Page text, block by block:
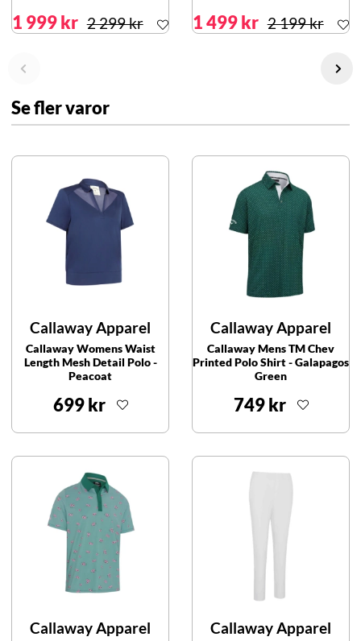
1 999 kr 2 299 kr 1 499 kr 2 199 kr
Se fler varor
Callaway Apparel
Callaway Womens Waist
Length Mesh Detail Polo -
Peacoat
699 kr
Callaway Apparel
Callaway Mens TM Chev
Printed Polo Shirt - Galapagos
Green
749 kr
Callaway Apparel Callaway Apparel